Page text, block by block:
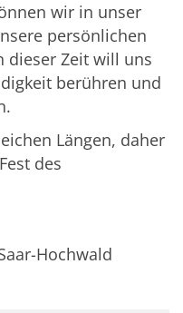
wir in unser
persönlichen
dieser Zeit will uns
berühren und
Längen, daher
des
Hochwald